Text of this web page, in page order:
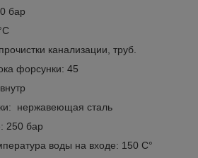
бар
канализации, труб.
форсунки: 45
нержавеющая сталь
250 бар
воды на входе: 150 С°